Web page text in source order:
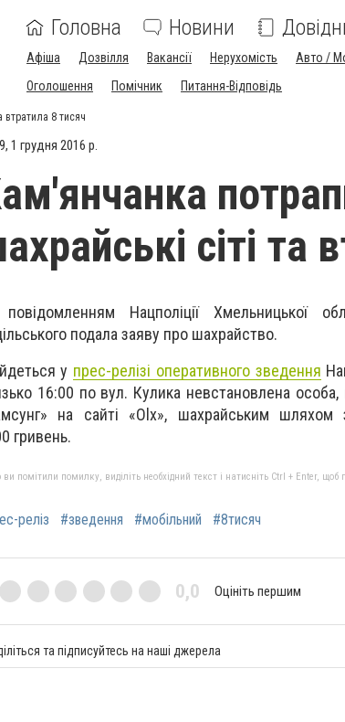
Головна Новини
Афіша Дозвілля Вакансії Нерухомість Авто /
Оголошення
Помічник Питання-Відповідь
втратила 8 тисяч
1 грудня 2016 р.
сіті та
Нацполіції Хмельницької
подала заяву про шахрайство.
у прес-релізі оперативного зведення
16:00 по вул. Кулика невстановлена
на сайті «Оlх», шахрайським шляхом
гривень.
помітили помилку, виділіть необхідний текст і натисніть Ctrl + Enter, щоб
реліз #зведення #мобільний #8тисяч
0,0 Оцініть першим
та підписуйтесь на наші джерела